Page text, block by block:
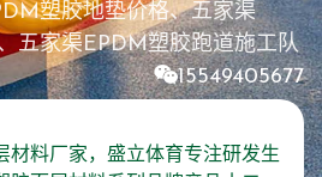
塑胶地垫价格、五家渠
五家渠EPDM塑胶跑道施工队
15549405677
材料厂家，盛立体育专注研发生